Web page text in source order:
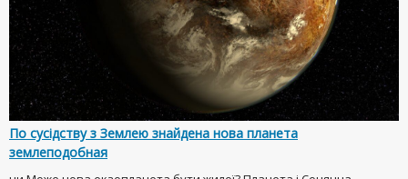
По сусідству з Землею знайдена нова планета
землеподобная